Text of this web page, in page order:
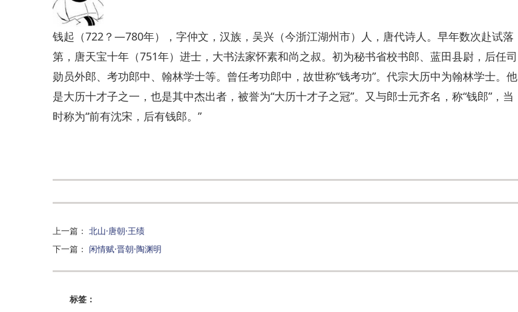
钱起（722？—780年），字仲文，汉族，吴兴（今浙江湖州市）人，唐代诗人。早年数次赴试落
第，唐天宝十年（751年）进士，大书法家怀素和尚之叔。初为秘书省校书郎、蓝田县尉，后任司
勋员外郎、考功郎中、翰林学士等。曾任考功郎中，故世称“钱考功”。代宗大历中为翰林学士。他
是大历十才子之一，也是其中杰出者，被誉为“大历十才子之冠”。又与郎士元齐名，称“钱郎”，当
时称为“前有沈宋，后有钱郎。”
上一篇 ： 北山·唐朝·王绩
下一篇 ： 闲情赋·晋朝·陶渊明
标签：